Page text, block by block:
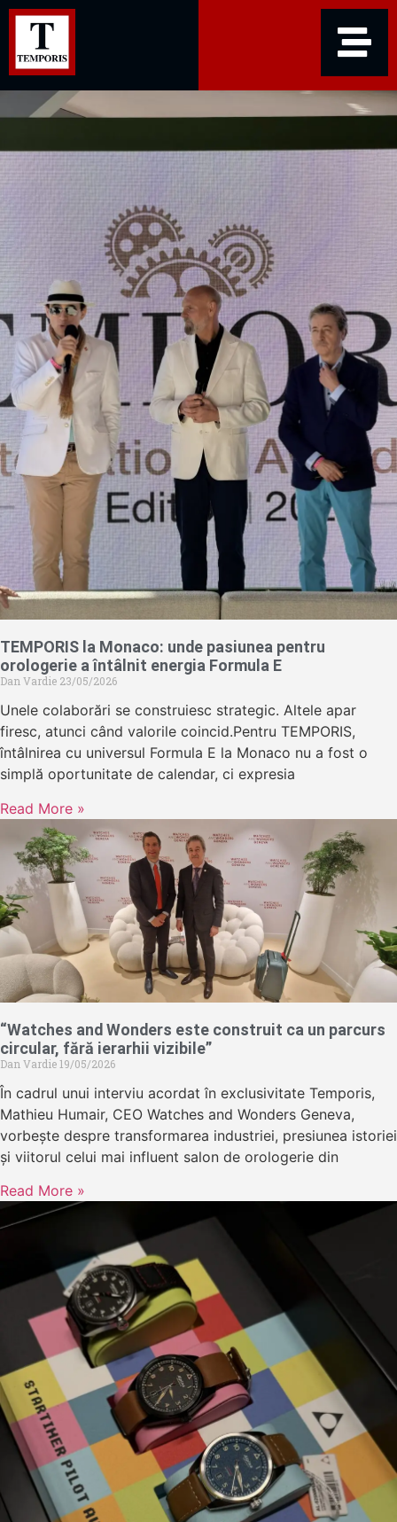
TEMPORIS la Monaco: unde pasiunea pentru
orologerie a întâlnit energia Formula E
Dan Vardie 23/05/2026
Unele colaborări se construiesc strategic. Altele apar
firesc, atunci când valorile coincid.Pentru TEMPORIS,
întâlnirea cu universul Formula E la Monaco nu a fost o
simplă oportunitate de calendar, ci expresia
Read More »
“Watches and Wonders este construit ca un parcurs
circular, fără ierarhii vizibile”
Dan Vardie19/05/2026
În cadrul unui interviu acordat în exclusivitate Temporis,
Mathieu Humair, CEO Watches and Wonders Geneva,
vorbește despre transformarea industriei, presiunea istoriei
și viitorul celui mai influent salon de orologerie din
Read More »